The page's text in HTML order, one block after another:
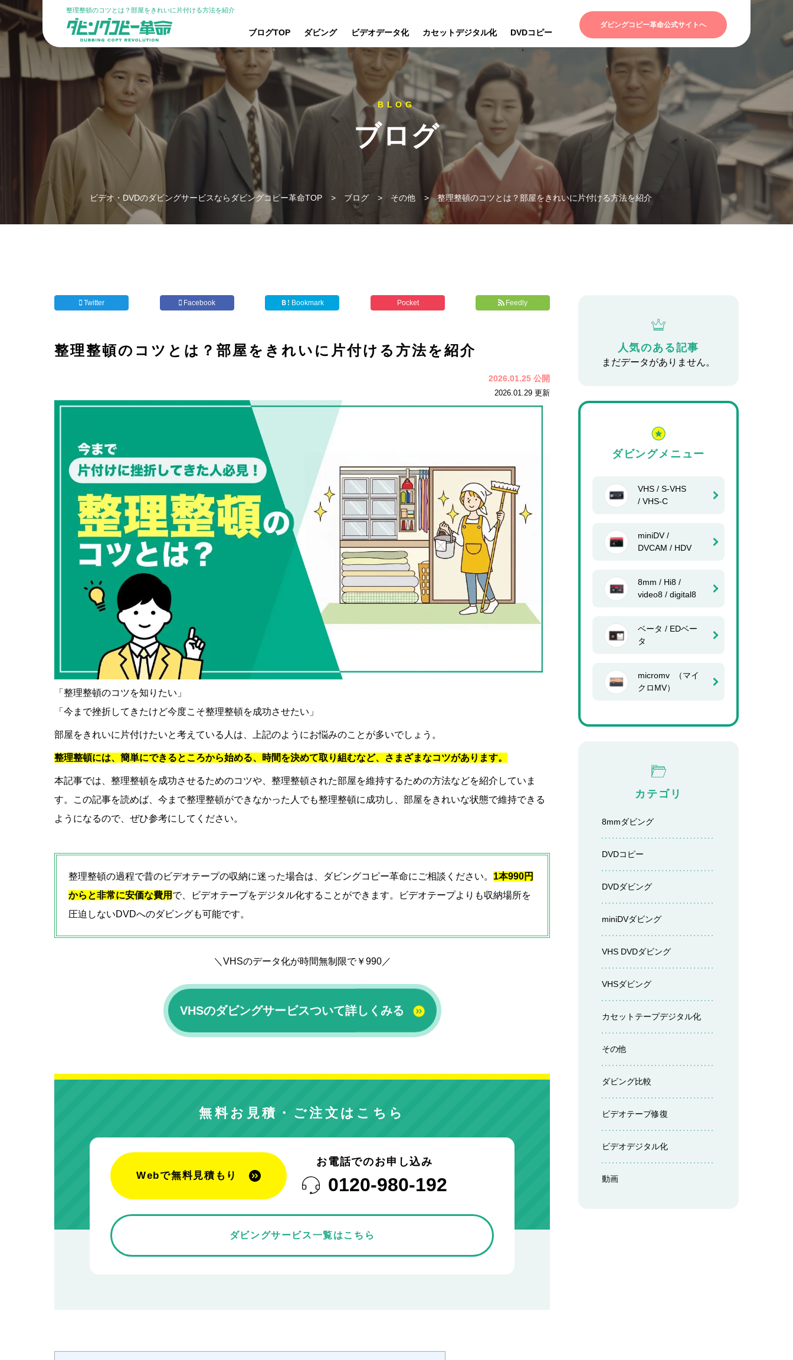
整理整頓のコツとは？部屋をきれいに片付ける方法を紹介
ダビングコピー革命公式サイトへ
ブログTOP ダビング ビデオデータ化 カセットデジタル化 DVDコピー
ブログ
ビデオ・DVDのダビングサービスならダビングコピー革命TOP > ブログ > その他 >整理整頓のコツとは？部屋をきれいに片付ける方法を紹介
Twitter Facebook Ｂ! Bookmark Pocket Feedly
整理整頓のコツとは？部屋をきれいに片付ける方法を紹介
2026.01.25 公開
2026.01.29 更新
「整理整頓のコツを知りたい」
「今まで挫折してきたけど今度こそ整理整頓を成功させたい」
部屋をきれいに片付けたいと考えている人は、上記のようにお悩みのことが多いでしょう。
整理整頓には、簡単にできるところから始める、時間を決めて取り組むなど、さまざまなコツがあります。
本記事では、整理整頓を成功させるためのコツや、整理整頓された部屋を維持するための方法などを紹介していま
す。この記事を読めば、今まで整理整頓ができなかった人でも整理整頓に成功し、部屋をきれいな状態で維持できる
ようになるので、ぜひ参考にしてください。
整理整頓の過程で昔のビデオテープの収納に迷った場合は、ダビングコピー革命にご相談ください。 1本990円
からと非常に安価な費用 で、ビデオテープをデジタル化することができます。ビデオテープよりも収納場所を
圧迫しないDVDへのダビングも可能です。
＼VHSのデータ化が時間無制限で￥990／
VHSのダビングサービスついて詳しくみる
無料お見積・ご注文はこちら
Webで無料見積もり
お電話でのお申し込み
0120-980-192
ダビングサービス一覧はこちら
人気のある記事
まだデータがありません。
ダビングメニュー
VHS / S-VHS
/ VHS-C
miniDV /
DVCAM / HDV
8mm / Hi8 /
video8 / digital8
ベータ / EDベー
タ
micromv （マイ
クロMV）
カテゴリ
8mmダビング
DVDコピー
DVDダビング
miniDVダビング
VHS DVDダビング
VHSダビング
カセットテープデジタル化
その他
ダビング比較
ビデオテープ修復
ビデオデジタル化
動画